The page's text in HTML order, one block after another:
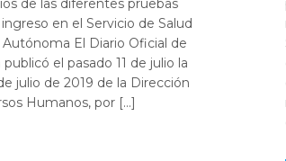
de las diferentes pruebas
en el Servicio de Salud
El Diario Oficial de
el pasado 11 de julio la
julio de 2019 de la Dirección
Humanos, por […]